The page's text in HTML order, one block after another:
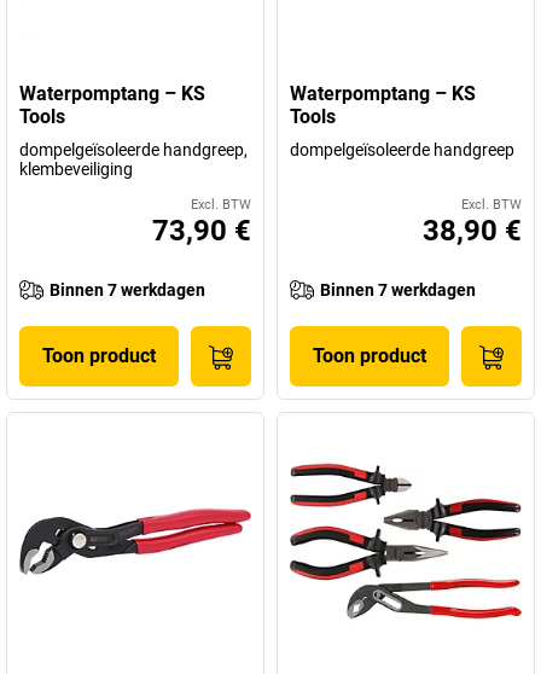
Waterpomptang – KS
Tools
dompelgeïsoleerde handgreep,
klembeveiliging
Excl. BTW
73,90 €
Binnen 7 werkdagen
Toon product
Waterpomptang – KS
Tools
dompelgeïsoleerde handgreep
Excl. BTW
38,90 €
Binnen 7 werkdagen
Toon product